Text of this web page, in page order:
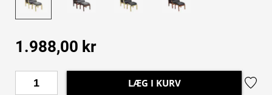
1.988,00 kr
LÆG I KURV